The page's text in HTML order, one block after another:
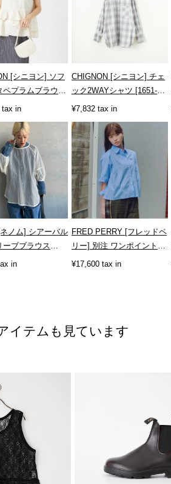
[シニヨン] ソフ
ペプラムブラウス
tax in
CHIGNON [シニヨン] チェ
ック2WAYシャツ [1651-
005KK]
¥7,832 tax in
ノム] シアーバル
ーブブラウス
in
FRED PERRY [フレッドペ
リー] 別注 ワンポイントロ
ゴ刺繍シアーシャツ
¥17,600 tax in
イテムも見ています